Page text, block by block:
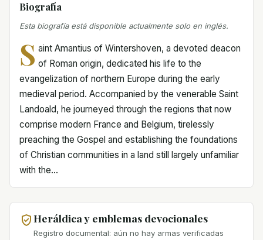
Biografía
Esta biografía está disponible actualmente solo en inglés.
S aint Amantius of Wintershoven, a devoted deacon
of Roman origin, dedicated his life to the
evangelization of northern Europe during the early
medieval period. Accompanied by the venerable Saint
Landoald, he journeyed through the regions that now
comprise modern France and Belgium, tirelessly
preaching the Gospel and establishing the foundations
of Christian communities in a land still largely unfamiliar
with the...
Heráldica y emblemas devocionales
Registro documental: aún no hay armas verificadas